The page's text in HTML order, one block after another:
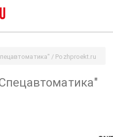
/ Pozhproekt.ru